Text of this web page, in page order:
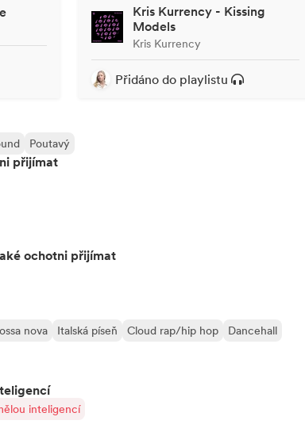
Kris Kurrency - Kissing
Models
Kris Kurrency
Přidáno do playlistu
Poutavý
přijímat
ochotni přijímat
nova Italská píseň Cloud rap/hip hop
Dancehall
inteligencí